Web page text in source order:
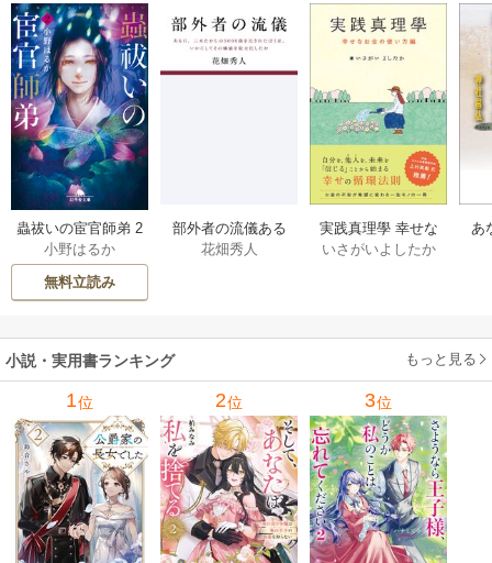
蟲祓いの宦官師弟 2
巻
小野はるか
無料立読み
部外者の流儀ある
日、三木たかしの5
したか 1巻
花畑秀人
実践真理學 幸せな
お金の使い方編 1巻
いさがいよしたか
あ
小説・実用書ランキング もっと見る
1位 2位 3位